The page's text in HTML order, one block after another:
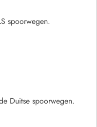
spoorwegen.
Duitse spoorwegen.